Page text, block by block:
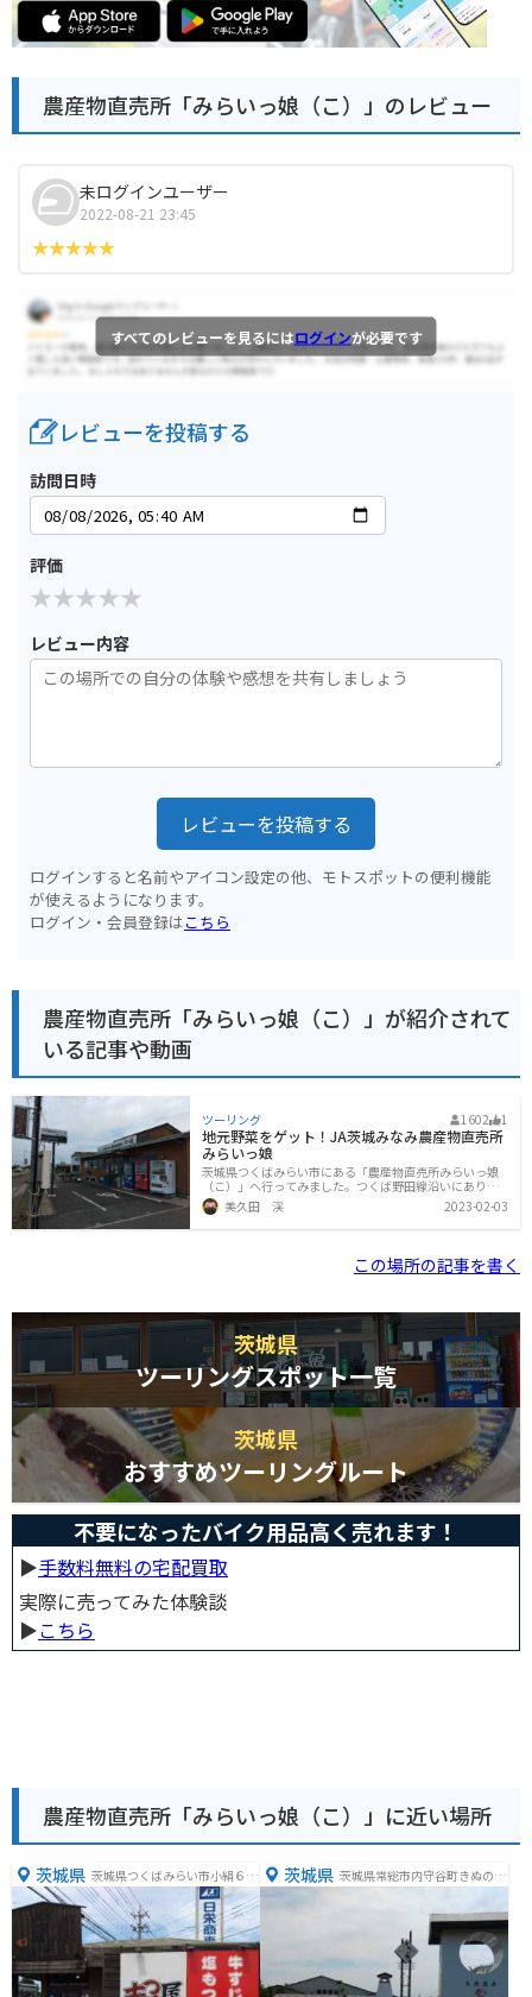
農産物直売所「みらいっ娘（こ）」のレビュー
未ログインユーザー
2022-08-21 23:45
すべてのレビューを見るにはログインが必要です
レビューを投稿する
訪問日時
評価
レビュー内容
レビューを投稿する
ログインすると名前やアイコン設定の他、モトスポットの便利機能
が使えるようになります。
ログイン・会員登録はこちら
農産物直売所「みらいっ娘（こ）」が紹介されて
いる記事や動画
ツーリング 1602 1
地元野菜をゲット！JA茨城みなみ農産物直売所
みらいっ娘
茨城県つくばみらい市にある「農産物直売所みらいっ娘
（こ）」へ行ってみました。つくば野田線沿いにありま
すが、付近は田畑が広がるのどかな所です。こういうと
ころをのんびり走っていると、癒されますよね。店舗の
横には、広い駐車スペースがあります。近所の方々と思
色々並んでいます。野菜直売所の中には特にご当地産と
いうわけではなく、全国各地からの野菜を多く扱ってい
んでしまいます。今回はこれだけ買って帰りました。こ
れでも全部で1,000円しないぐらいです
美久田 渓 2023-02-03
この場所の記事を書く
茨城県
ツーリングスポット一覧
茨城県
おすすめツーリングルート
不要になったバイク用品高く売れます！
▶︎手数料無料の宅配買取
実際に売ってみた体験談
▶︎こちら
農産物直売所「みらいっ娘（こ）」に近い場所
茨城県 茨城県つくばみらい市小絹６８
３−１
茨城県 茨城県常総市内守谷町きぬの里
１丁目５−６